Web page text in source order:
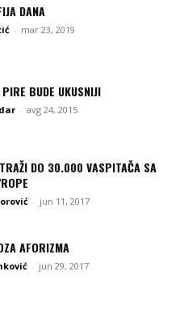
DANA
- mar 23, 2019
BUDE UKUSNIJI
- avg 24, 2015
DO 30.000 VASPITAČA SA
- jun 11, 2017
AFORIZMA
- jun 29, 2017